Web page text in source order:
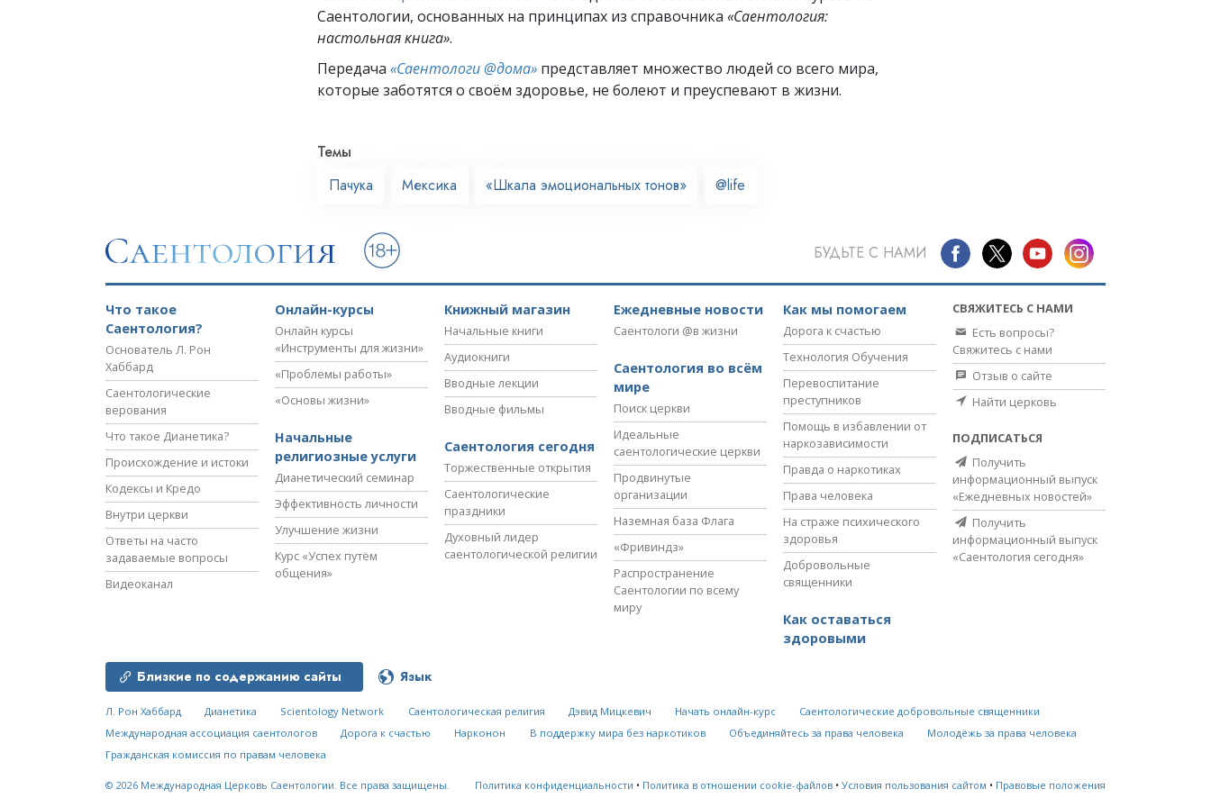
Саентологии, основанных на принципах из справочника «Саентология:
настольная книга».
Передача «Саентологи @дома» представляет множество людей со всего мира,
которые заботятся о своём здоровье, не болеют и преуспевают в жизни.
Темы
Пачука
Мексика «Шкала эмоциональных тонов» @life
БУДЬТЕ С НАМИ
Что такое
Саентология?
Основатель Л. Рон
Хаббард
Саентологические
верования
Что такое Дианетика?
Происхождение и истоки
Кодексы и Кредо
Внутри церкви
Ответы на часто
задаваемые вопросы
Видеоканал
Онлайн-курсы
Онлайн курсы
«Инструменты для жизни»
«Проблемы работы»
«Основы жизни»
Начальные
религиозные услуги
Дианетический семинар
Эффективность личности
Улучшение жизни
Курс «Успех путём
общения»
Книжный магазин
Начальные книги
Аудиокниги
Вводные лекции
Вводные фильмы
Саентология сегодня
Торжественные открытия
Саентологические
праздники
Духовный лидер
саентологической религии
Ежедневные новости
Саентологи @в жизни
Саентология во всём
мире
Поиск церкви
Идеальные
саентологические церкви
Продвинутые
организации
Наземная база Флага
«Фривиндз»
Распространение
Саентологии по всему
миру
Как мы помогаем
Дорога к счастью
Технология Обучения
Перевоспитание
преступников
Помощь в избавлении от
наркозависимости
Правда о наркотиках
Права человека
На страже психического
здоровья
Добровольные
священники
Как оставаться
здоровыми
СВЯЖИТЕСЬ С НАМИ
Есть вопросы?
Свяжитесь с нами
Отзыв о сайте
Найти церковь
ПОДПИСАТЬСЯ
Получить
информационный выпуск
«Ежедневных новостей»
Получить
информационный выпуск
«Саентология сегодня»
Близкие по содержанию сайты Язык
Л. Рон Хаббард Дианетика Scientology Network Саентологическая религия Дэвид Мицкевич Начать онлайн-курс
Саентологические добровольные священники
Международная ассоциация саентологов
Дорога к счастью Нарконон В поддержку мира без наркотиков Объединяйтесь за права человека
Молодёжь за права человека
Гражданская комиссия по правам человека
© 2026 Международная Церковь Саентологии. Все права защищены. Политика конфиденциальности • Политика в отношении cookie-файлов • Условия пользования сайтом • Правовые положения